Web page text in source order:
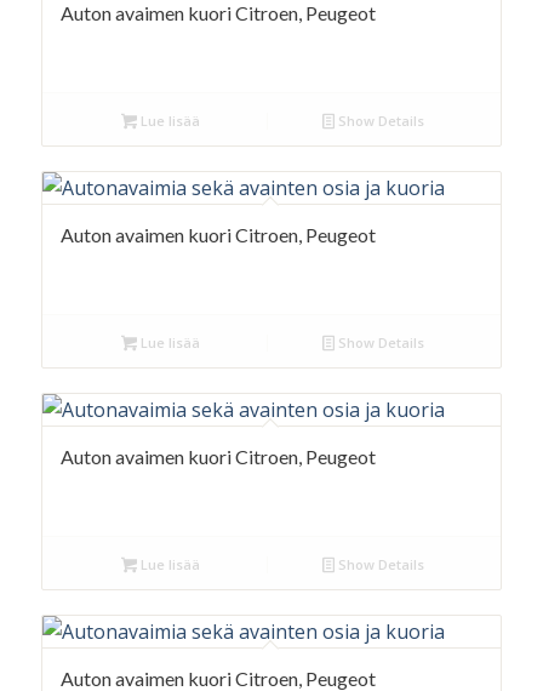
Auton avaimen kuori Citroen, Peugeot
Lue lisää Show Details
Auton avaimen kuori Citroen, Peugeot
Lue lisää Show Details
Auton avaimen kuori Citroen, Peugeot
Lue lisää Show Details
Auton avaimen kuori Citroen, Peugeot